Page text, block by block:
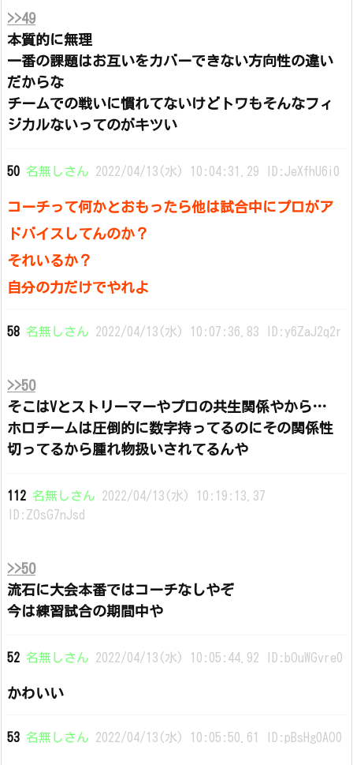
>>49
本質的に無理
一番の課題はお互いをカバーできない方向性の違い
だからな
チームでの戦いに慣れてないけどトワもそんなフィ
ジカルないってのがキツい
50 名無しさん 2022/04/13(水) 10:04:31.29 ID:JeXfhU6i0
コーチって何かとおもったら他は試合中にプロがア
ドバイスしてんのか？
それいるか？
自分の力だけでやれよ
58 名無しさん 2022/04/13(水) 10:07:36.83 ID:y6ZaJ2q2r
>>50
そこはVとストリーマーやプロの共生関係やから…
ホロチームは圧倒的に数字持ってるのにその関係性
切ってるから腫れ物扱いされてるんや
112 名無しさん 2022/04/13(水) 10:19:13.37
ID:ZOsG7nJsd
>>50
流石に大会本番ではコーチなしやぞ
今は練習試合の期間中や
52 名無しさん 2022/04/13(水) 10:05:44.92 ID:bOuWGvre0
かわいい
53 名無しさん 2022/04/13(水) 10:05:50.61 ID:pBsHg0AO0